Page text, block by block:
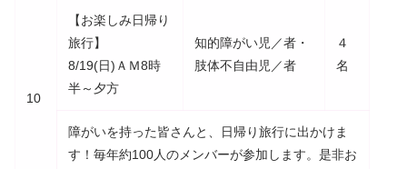
10
【お楽しみ日帰り
旅行】
8/19(日)ＡＭ8時
半～夕方
知的障がい児／者・
肢体不自由児／者
４
名
障がいを持った皆さんと、日帰り旅行に出かけま
す！毎年約100人のメンバーが参加します。是非お